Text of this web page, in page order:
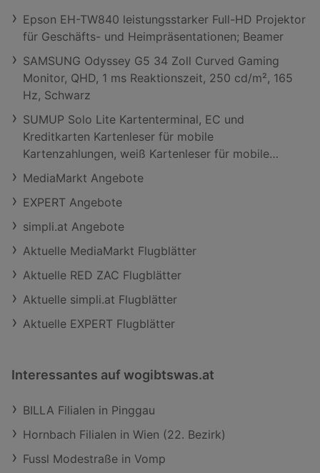
Epson EH-TW840 leistungsstarker Full-HD Projektor
für Geschäfts- und Heimpräsentationen; Beamer
SAMSUNG Odyssey G5 34 Zoll Curved Gaming
Monitor, QHD, 1 ms Reaktionszeit, 250 cd/m², 165
Hz, Schwarz
SUMUP Solo Lite Kartenterminal, EC und
Kreditkarten Kartenleser für mobile
Kartenzahlungen, weiß Kartenleser für mobile
Kartenzahlungen
MediaMarkt Angebote
EXPERT Angebote
simpli.at Angebote
Aktuelle MediaMarkt Flugblätter
Aktuelle RED ZAC Flugblätter
Aktuelle simpli.at Flugblätter
Aktuelle EXPERT Flugblätter
Interessantes auf wogibtswas.at
BILLA Filialen in Pinggau
Hornbach Filialen in Wien (22. Bezirk)
Fussl Modestraße in Vomp